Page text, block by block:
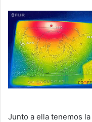
Junto a ella tenemos la